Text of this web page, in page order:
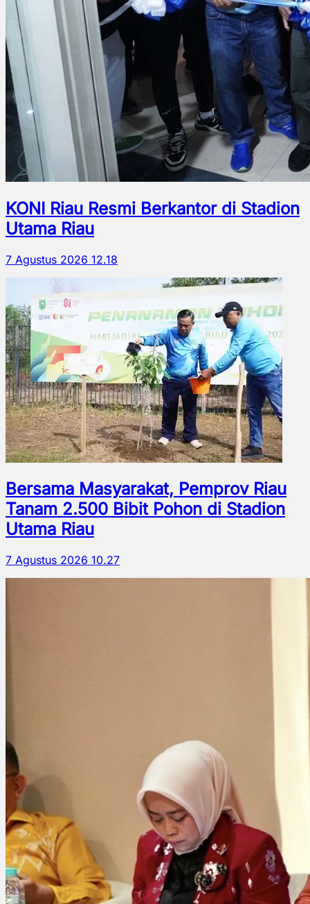
KONI Riau Resmi Berkantor di Stadion
Utama Riau
7 Agustus 2026 12.18
Bersama Masyarakat, Pemprov Riau
Tanam 2.500 Bibit Pohon di Stadion
Utama Riau
7 Agustus 2026 10.27